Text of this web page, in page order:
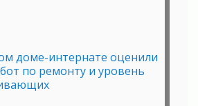
доме-интернате оценили
по ремонту и уровень